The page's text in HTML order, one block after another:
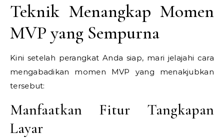
Teknik Menangkap Momen
MVP yang Sempurna
Kini setelah perangkat Anda siap, mari jelajahi cara
mengabadikan momen MVP yang menakjubkan
tersebut:
Manfaatkan Fitur Tangkapan
Layar